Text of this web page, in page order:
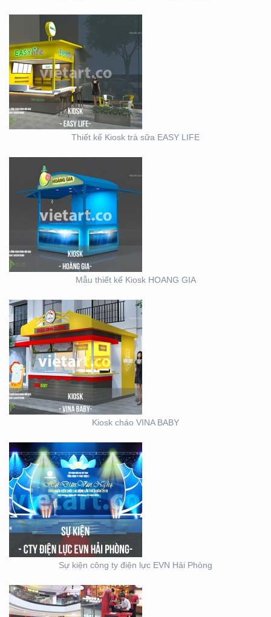
Thiết kế Kiosk trà sữa EASY LIFE
MẪU THIẾT KẾ KIOSK
HOANG GIA
Mẫu thiết kế Kiosk HOANG GIA
KIOSK CHÁO VINA BABY
Kiosk cháo VINA BABY
SỰ KIỆN CÔNG TY ĐIỆN
LỰC EVN HẢI PHÒNG
Sự kiện công ty điện lực EVN Hải Phòng
BOOTH BÁN HÀNG MINI
– THIẾT KẾ SẢN XUẤT
MẪU BOOTH CITIGYM –